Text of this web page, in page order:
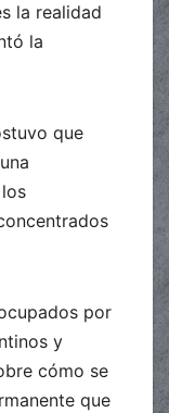
la realidad
la
que
por
y
cómo se
que